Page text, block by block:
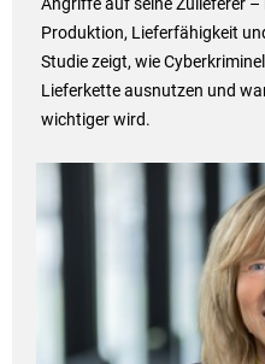
Angriffe auf seine Zulieferer
Produktion, Lieferfähigkeit
Studie zeigt, wie
Lieferkette ausnutzen und
wichtiger wird.